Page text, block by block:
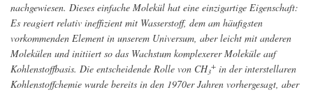
nachgewiesen. Dieses einfache Molekül hat eine einzigartige Eigenschaft:
Es reagiert relativ ineffizient mit Wasserstoff, dem am häufigsten
vorkommenden Element in unserem Universum, aber leicht mit anderen
Molekülen und initiiert so das Wachstum komplexerer Moleküle auf
Kohlenstoffbasis. Die entscheidende Rolle von CH3
+ in der interstellaren
Kohlenstoffchemie wurde bereits in den 1970er Jahren vorhergesagt, aber